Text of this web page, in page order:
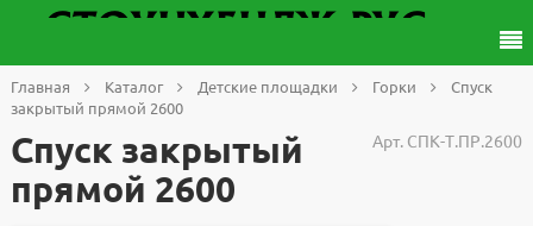
Главная Каталог Детские площадки Горки
Спуск
закрытый прямой 2600
Арт. СПК-Т.ПР.2600
Спуск закрытый
прямой 2600